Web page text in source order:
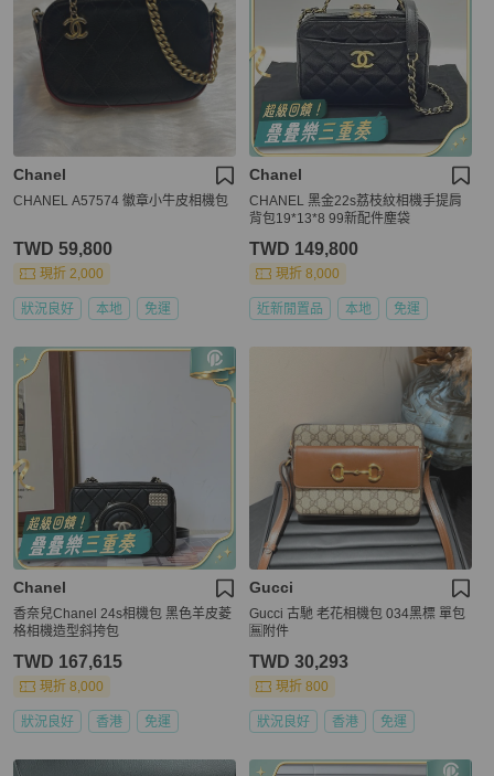
Chanel
CHANEL A57574 徽章小牛皮相機包
TWD 59,800
現折 2,000
狀況良好 本地 免運
Chanel
CHANEL 黑金22s荔枝紋相機手提肩
背包19*13*8 99新配件塵袋
TWD 149,800
現折 8,000
近新閒置品 本地 免運
Chanel
香奈兒Chanel 24s相機包 黑色羊皮菱
格相機造型斜挎包
TWD 167,615
現折 8,000
狀況良好 香港 免運
Gucci
Gucci 古馳 老花相機包 034黑標 單包
🈚附件
TWD 30,293
現折 800
狀況良好 香港 免運